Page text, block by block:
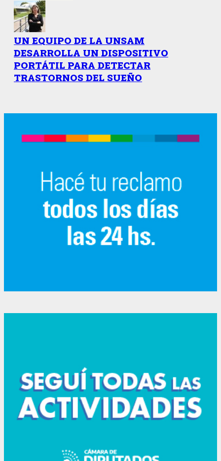
UN EQUIPO DE LA UNSAM
DESARROLLA UN DISPOSITIVO
PORTÁTIL PARA DETECTAR
TRASTORNOS DEL SUEÑO